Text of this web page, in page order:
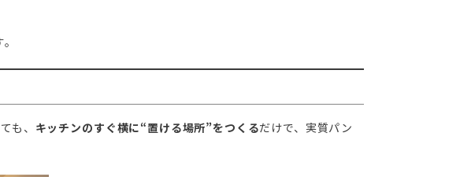
も、 キッチンのすぐ横に“置ける場所”をつくるだけで、実質パン